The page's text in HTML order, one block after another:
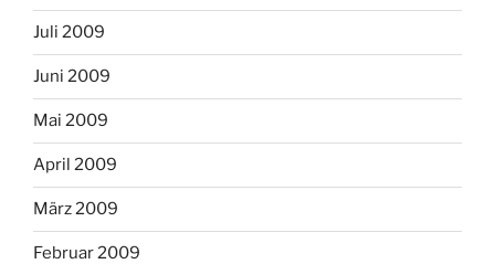
Juli 2009
Juni 2009
Mai 2009
April 2009
März 2009
Februar 2009